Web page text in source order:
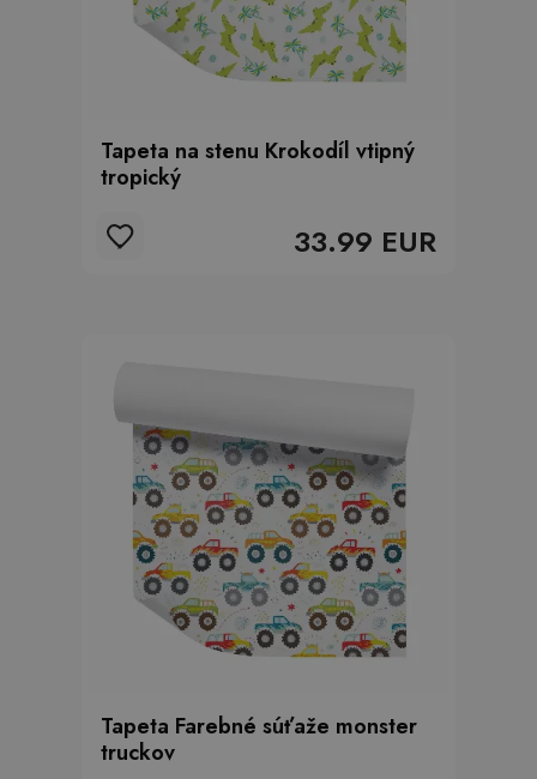
Tapeta na stenu Krokodíl vtipný
tropický
33.99 EUR
Tapeta Farebné súťaže monster
truckov